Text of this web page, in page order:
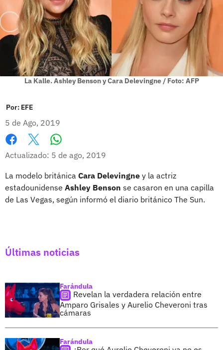
La Kalle. Ashley Benson y Cara Delevingne / Foto: AFP
Por: EFE
5 de Ago, 2019
Facebook
X
Actualizado: 5 de ago, 2019
La modelo británica Cara Delevingne y la actriz
estadounidense Ashley Benson se casaron en una capilla
de Las Vegas, según informó el diario británico The Sun.
Últimas noticias
Farándula
Revelan la verdadera relación entre
Amparo Grisales y Aurelio Cheveroni tras
cámaras
Farándula